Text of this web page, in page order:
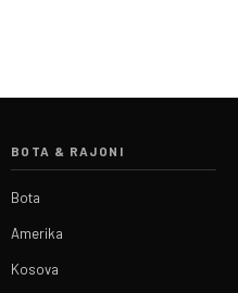
BOTA & RAJONI
Bota
Amerika
Kosova